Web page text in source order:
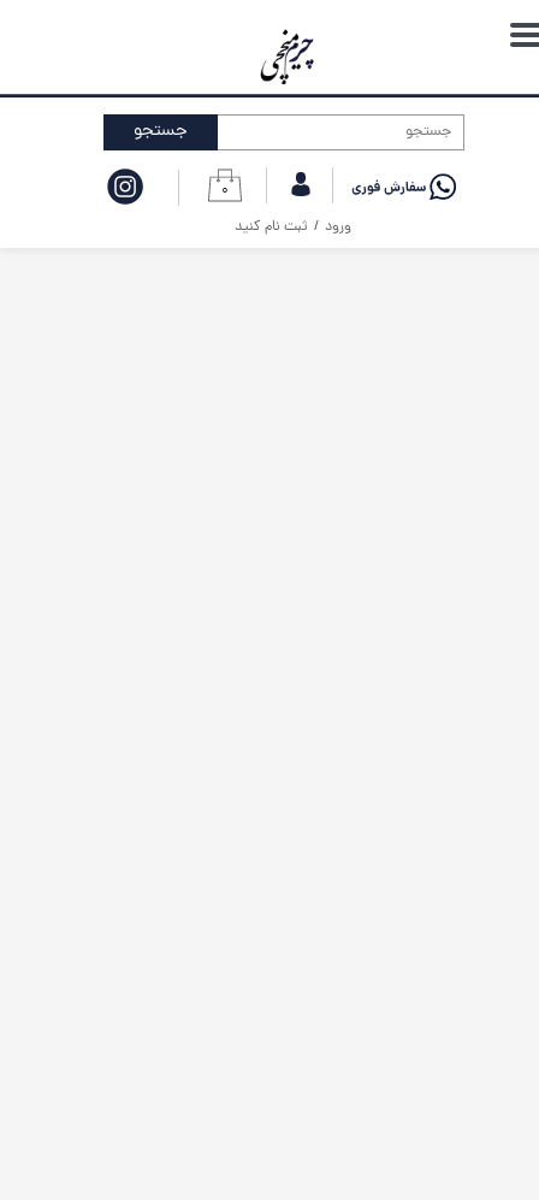
۰
ورود / ثبت نام کنید
حساب کاربری من
تغییر گذر واژه
خروج از حساب کاربری
جستجو